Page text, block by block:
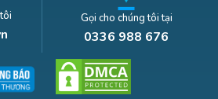
Gọi cho chúng tôi tại
0336 988 676